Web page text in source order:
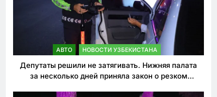
АВТО НОВОСТИ УЗБЕКИСТАНА
Депутаты решили не затягивать. Нижняя палата
за несколько дней приняла закон о резком